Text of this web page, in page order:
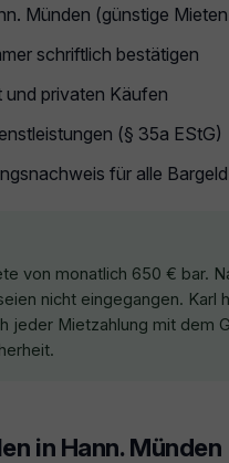
Münden (günstige
schriftlich bestätigen
und privaten Käufen
(§ 35a EStG)
für alle
von monatlich 650 € bar.
nicht eingegangen.
Mietzahlung mit dem
in Hann. Münden